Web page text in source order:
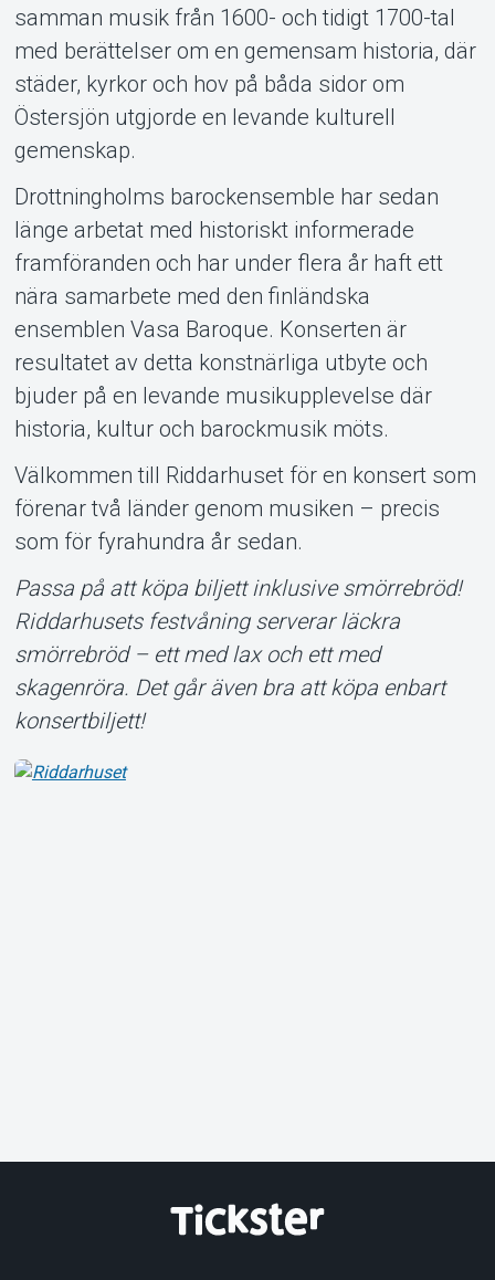
samman musik från 1600- och tidigt 1700-tal
med berättelser om en gemensam historia, där
städer, kyrkor och hov på båda sidor om
Östersjön utgjorde en levande kulturell
gemenskap.
Drottningholms barockensemble har sedan
länge arbetat med historiskt informerade
framföranden och har under flera år haft ett
nära samarbete med den finländska
ensemblen Vasa Baroque. Konserten är
resultatet av detta konstnärliga utbyte och
bjuder på en levande musikupplevelse där
historia, kultur och barockmusik möts.
Välkommen till Riddarhuset för en konsert som
förenar två länder genom musiken – precis
som för fyrahundra år sedan.
Passa på att köpa biljett inklusive smörrebröd!
Riddarhusets festvåning serverar läckra
smörrebröd – ett med lax och ett med
skagenröra. Det går även bra att köpa enbart
konsertbiljett!